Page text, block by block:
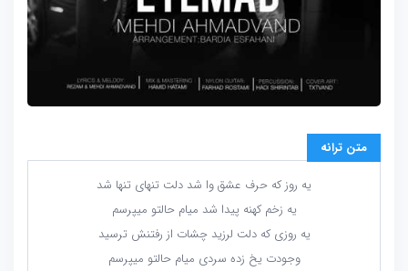
متن ترانه
یه روز که حرف عشق وا شد دلت تنهای تنها شد
یه زخم کهنه پیدا شد میام حالتو میپرسم
یه روزی که دلت لرزید چشات از رفتنش ترسید
وجودت یخ زده سردی میام حالتو میپرسم